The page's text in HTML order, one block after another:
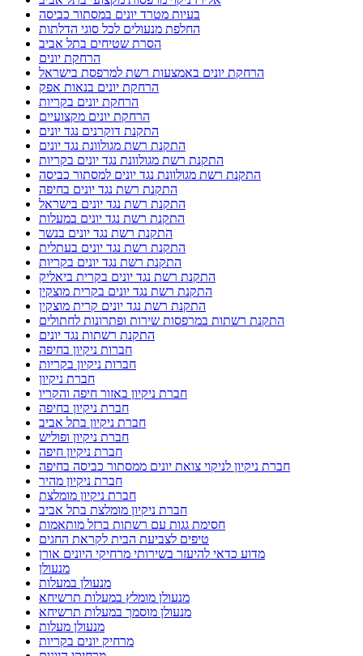
בעיות מטרד יונים במסתור כביסה
החלפת מנעולים לכל סוגי הדלתות
הסרת שטיחים בתל אביב
הרחקת יונים
הרחקת יונים באמצעות רשת למרפסת בישראל
הרחקת יונים בנאות אפק
הרחקת יונים בקריות
הרחקת יונים מקצועיים
התקנת דוקרנים נגד יונים
התקנת רשת מגולוונת נגד יונים
התקנת רשת מגולוונת נגד יונים בקריות
התקנת רשת מגולוונת נגד יונים למסתור כביסה
התקנת רשת נגד יונים בחיפה
התקנת רשת נגד יונים בישראל
התקנת רשת נגד יונים במעלות
התקנת רשת נגד יונים בנשר
התקנת רשת נגד יונים בעתלית
התקנת רשת נגד יונים בקריות
התקנת רשת נגד יונים בקרית ביאליק
התקנת רשת נגד יונים בקרית מוצקין
התקנת רשת נגד יונים קרית מוצקין
התקנת רשתות במרפסות שירות ופתרונות לחתולים
התקנת רשתות נגד יונים
חברות ניקיון בחיפה
חברות ניקיון בקריות
חברת ניקיון
חברת ניקיון באזור חיפה והקריו
חברת ניקיון בחיפה
חברת ניקיון בתל אביב
חברת ניקיון ופוליש
חברת ניקיון חיפה
חברת ניקיון לניקוי צואת יונים ממסתור כביסה בחיפה
חברת ניקיון מהיר
חברת ניקיון מומלצת
חברת ניקיון מומלצת בתל אביב
חסימת גגות עם רשתות ברזל מותאמות
טיפים לצביעת הבית לקראת החגים
מדוע כדאי להיעזר בשירותי מרחיקי היונים אורן
מנעולן
מנעולן במעלות
מנעולן מומלץ במעלות תרשיחא
מנעולן מוסמך במעלות תרשיחא
מנעולן מעלות
מרחיק יונים בקריות